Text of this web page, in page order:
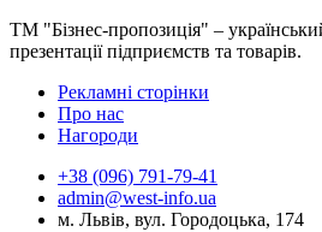
ТМ "Бізнес-пропозиція" –
презентації підприємств та товарів.
Рекламні сторінки
Про нас
Нагороди
+38 (096) 791-79-41
admin@west-info.ua
м. Львів, вул. Городоцька, 174